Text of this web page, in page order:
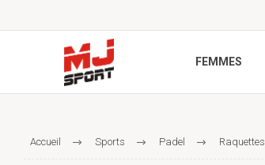
FEMMES
Accueil Sports Padel Raquettes